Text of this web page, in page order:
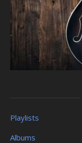
Playlists
Albums